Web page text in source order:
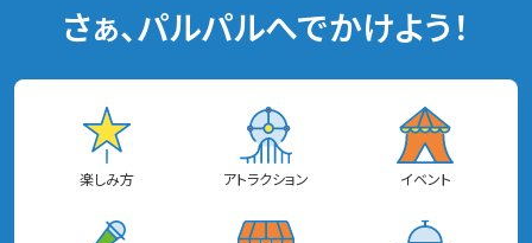
さぁ、パルパルへでかけよう！
楽しみ方 アトラクション イベント